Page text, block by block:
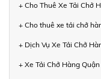
+ Cho Thuê Xe Tải Chở
+ Cho thuê xe tải chở
+ Dịch Vụ Xe Tải Chở
+ Xe Tải Chở Hàng